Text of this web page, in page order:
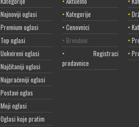
Najnoviji oglasi
Premium oglasi
Top oglasi
Uokvireni oglasi
Najčitaniji oglasi
Najpraćeniji oglasi
Postavi oglas
Moji oglasi
Oglasi koje pratim
• Kategorije
• Cenovnici
• Brendovi
• Registracija
prodavnice
•
•
•
•